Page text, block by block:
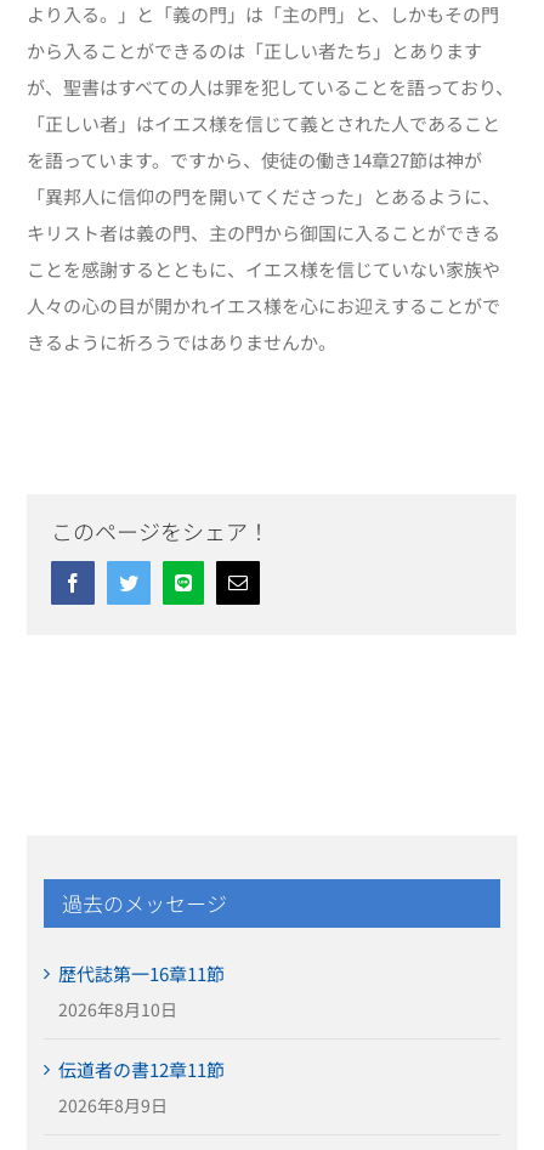
より入る。」と「義の門」は「主の門」と、しかもその門
から入ることができるのは「正しい者たち」とあります
が、聖書はすべての人は罪を犯していることを語っており、
「正しい者」はイエス様を信じて義とされた人であること
を語っています。ですから、使徒の働き14章27節は神が
「異邦人に信仰の門を開いてくださった」とあるように、
キリスト者は義の門、主の門から御国に入ることができる
ことを感謝するとともに、イエス様を信じていない家族や
人々の心の目が開かれイエス様を心にお迎えすることがで
きるように祈ろうではありませんか。
このページをシェア！
FacebookTwitterLine Email
過去のメッセージ
歴代誌第一16章11節
2026年8月10日
伝道者の書12章11節
2026年8月9日